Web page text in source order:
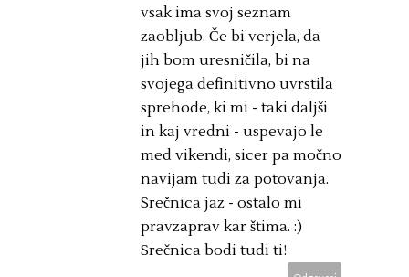
vsak ima svoj seznam
zaobljub. Če bi verjela, da
jih bom uresničila, bi na
svojega definitivno uvrstila
sprehode, ki mi - taki daljši
in kaj vredni - uspevajo le
med vikendi, sicer pa močno
navijam tudi za potovanja.
Srečnica jaz - ostalo mi
pravzaprav kar štima. :)
Srečnica bodi tudi ti!